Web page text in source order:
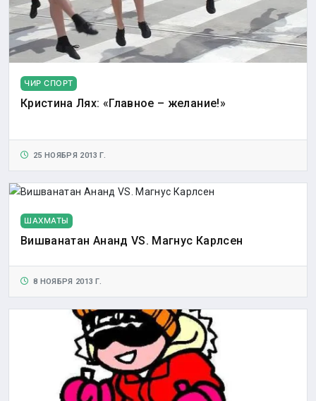
ЧИР СПОРТ
Кристина Лях: «Главное – желание!»
25 НОЯБРЯ 2013 Г.
ШАХМАТЫ
Вишванатан Ананд VS. Магнус Карлсен
8 НОЯБРЯ 2013 Г.